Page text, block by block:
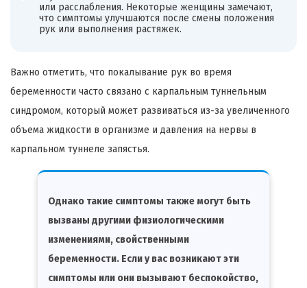
или расслабления. Некоторые женщины замечают,
что симптомы улучшаются после смены положения
рук или выполнения растяжек.
Важно отметить, что покалывание рук во время
беременности часто связано с карпальным туннельным
синдромом, который может развиваться из-за увеличенного
объема жидкости в организме и давления на нервы в
карпальном туннеле запястья.
Однако такие симптомы также могут быть
вызваны другими физиологическими
изменениями, свойственными
беременности. Если у вас возникают эти
симптомы или они вызывают беспокойство,